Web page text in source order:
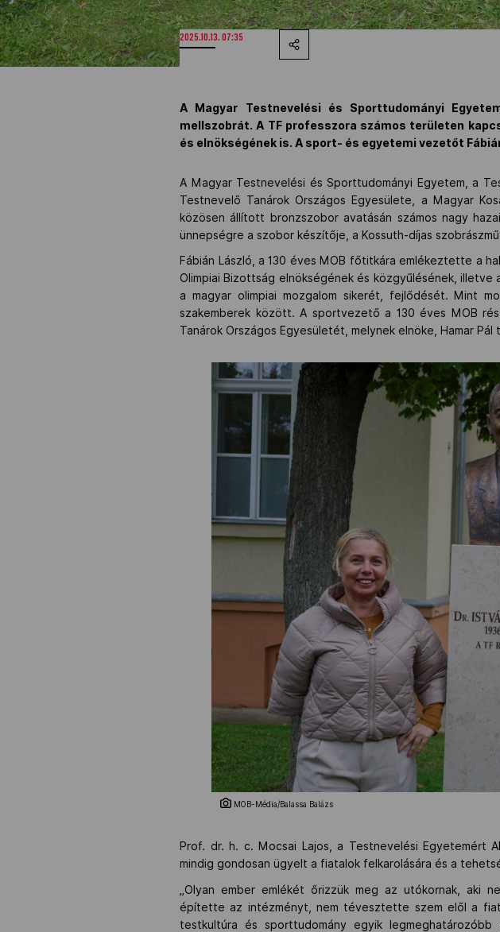
2025.10.13. 07:35
A Magyar Testnevelési és Sporttudományi
mellszobrát. A TF professzora számos területen
és elnökségének is. A sport- és egyetemi vezetőt
A Magyar Testnevelési és Sporttudományi Egyetem, a
Testnevelő Tanárok Országos Egyesülete, a Magyar
közösen állított bronzszobor avatásán számos nagy
ünnepségre a szobor készítője, a Kossuth-díjas
Fábián László, a 130 éves MOB főtitkára emlékeztette a
Olimpiai Bizottság elnökségének és közgyűlésének,
a magyar olimpiai mozgalom sikerét, fejlődését. Mint
szakemberek között. A sportvezető a 130 éves MOB
Tanárok Országos Egyesületét, melynek elnöke, Hamar Pál
MOB-Média/Balassa Balázs
Prof. dr. h. c. Mocsai Lajos, a Testnevelési Egyetemért
mindig gondosan ügyelt a fiatalok felkarolására és a
„Olyan ember emlékét őrizzük meg az utókornak, aki
építette az intézményt, nem tévesztette szem elől a
testkultúra és sporttudomány egyik